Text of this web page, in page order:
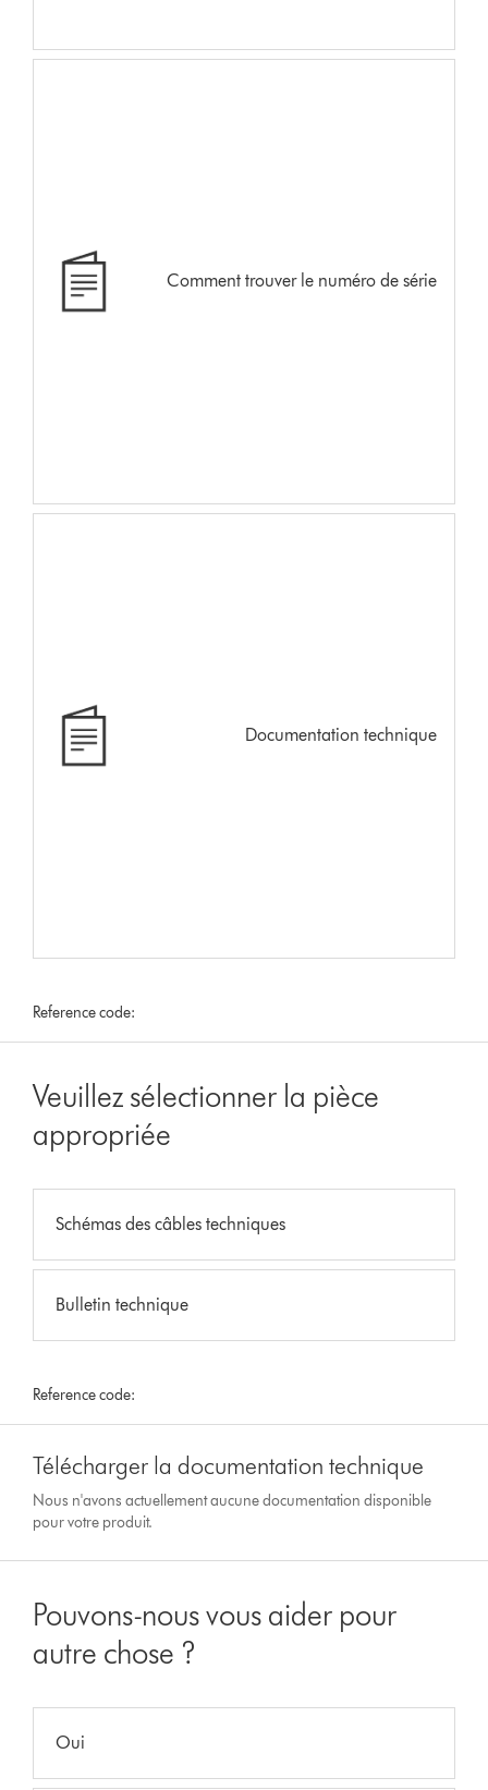
Comment trouver le numéro de série
Documentation technique
Reference code:
Veuillez sélectionner la pièce
appropriée
Schémas des câbles techniques
Bulletin technique
Reference code:
Télécharger la documentation technique
Nous n'avons actuellement aucune documentation disponible
pour votre produit.
Pouvons-nous vous aider pour
autre chose ?
Oui